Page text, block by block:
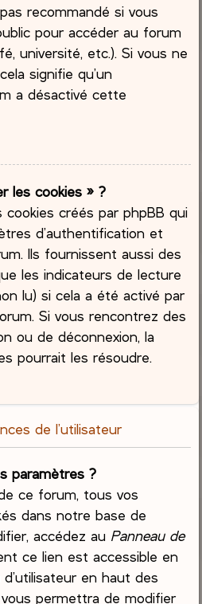
recommandé si vous
pour accéder au forum
université, etc.). Si vous ne
signifie qu’un
a désactivé cette
les cookies » ?
créés par phpBB qui
d’authentification et
Ils fournissent aussi des
les indicateurs de lecture
lu) si cela a été activé par
Si vous rencontrez des
ou de déconnexion, la
pourrait les résoudre.
de l’utilisateur
paramètres ?
ce forum, tous vos
dans notre base de
accédez au Panneau de
ce lien est accessible en
en haut des
permettra de modifier